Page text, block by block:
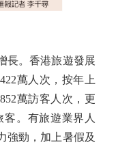
。香港旅遊發展
萬人次，按年上
萬訪客人次，更
客。有旅遊業界人
強勁，加上暑假及